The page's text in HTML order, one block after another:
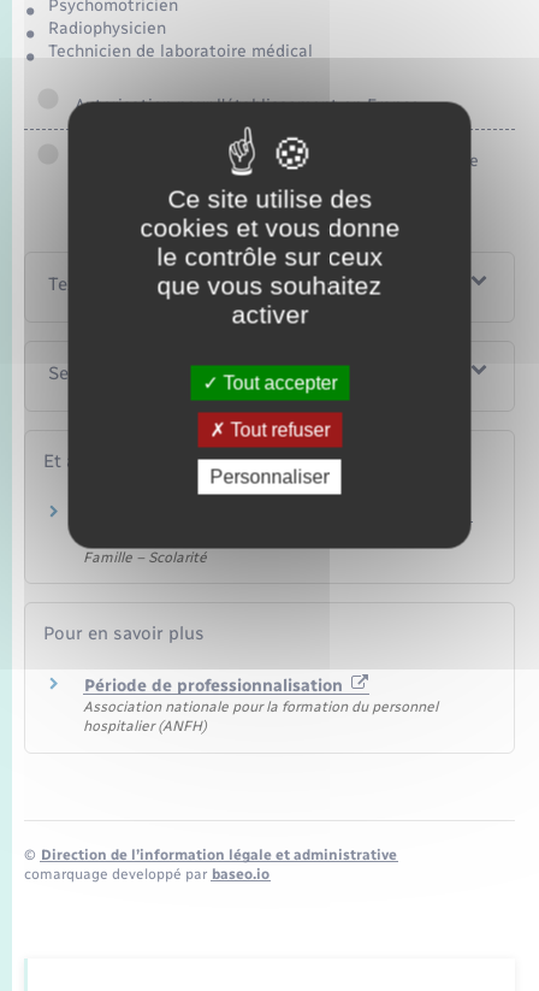
Psychomotricien
Radiophysicien
Technicien de laboratoire médical
Autorisation pour l'établissement en France
Déclaration pour un exercice occasionnel en France
Textes de référence
Services en ligne et formulaires
Et aussi
Famille – Scolarité
Pour en savoir plus
Période de professionnalisation
Association nationale pour la formation du personnel
hospitalier (ANFH)
© Direction de l’information légale et administrative
comarquage developpé par baseo.io
Ce site utilise des
cookies et vous donne
le contrôle sur ceux
que vous souhaitez
activer
Tout accepter
Tout refuser
Personnaliser